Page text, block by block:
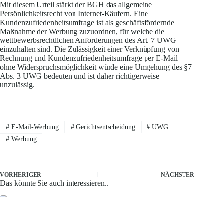
Mit diesem Urteil stärkt der BGH das allgemeine
Persönlichkeitsrecht von Internet-Käufern. Eine
Kundenzufriedenheitsumfrage ist als geschäftsfördernde
Maßnahme der Werbung zuzuordnen, für welche die
wettbewerbsrechtlichen Anforderungen des Art. 7 UWG
einzuhalten sind. Die Zulässigkeit einer Verknüpfung von
Rechnung und Kundenzufriedenheitsumfrage per E-Mail
ohne Widerspruchsmöglichkeit würde eine Umgehung des §7
Abs. 3 UWG bedeuten und ist daher richtigerweise
unzulässig.
#E-Mail-Werbung #Gerichtsentscheidung # UWG
#Werbung
VORHERIGER NÄCHSTER
Das könnte Sie auch interessieren..